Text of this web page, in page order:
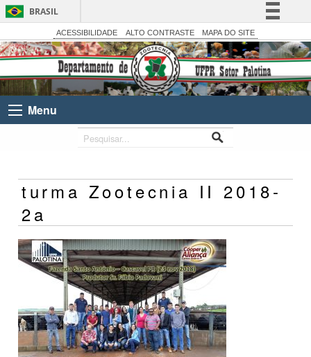
BRASIL
Simplifique!
Comunica BR
Participe
Acesso à informação
Canais
ACESSIBILIDADE ALTO CONTRASTE MAPA DO SITE
Menu
turma Zootecnia II 2018-
2a